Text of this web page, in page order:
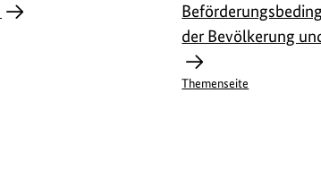
der Bevölkerung
Themenseite